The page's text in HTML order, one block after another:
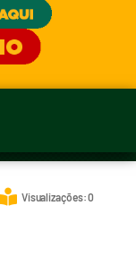
Visualizações: 0